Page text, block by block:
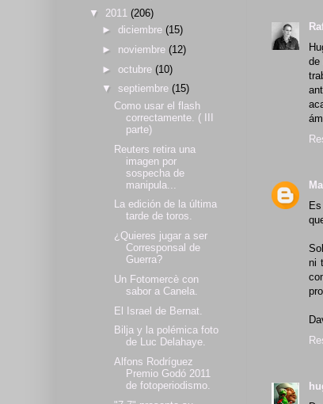
de
ni
▼ 2011 (206)
► diciembre (15)
► noviembre (12)
► octubre (10)
▼ septiembre (15)
Como usar el flash
correctamente. ( III
parte)
Reuters retira una
imagen por
sospecha de
manipula...
La edición de la última
tarde de toros.
¿Quieres jugar a ser
Corresponsal de
Guerra?
Un Fotomercè con
sabor a Canela.
El Israel de Bernat.
Bilja y la polémica foto
de Luc Delahaye.
Alfons Rodríguez
Premio Godó 2011
de fotoperiodismo.